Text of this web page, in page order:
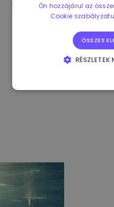
Ön hozzájárul az
Cookie
ÖSSZES
RÉSZLETEK